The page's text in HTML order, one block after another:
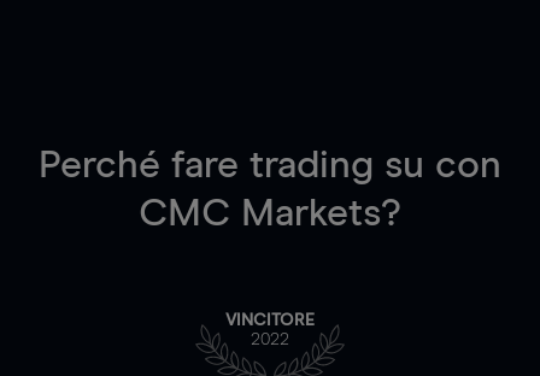
Perché fare trading su con
CMC Markets?
VINCITORE
2022